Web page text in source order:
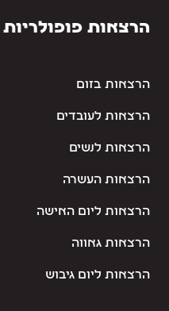
הרצאות פופולריות
הרצאות בזום
הרצאות לעובדים
הרצאות לנשים
הרצאות העשרה
הרצאות ליום האישה
הרצאות גאווה
הרצאות ליום גיבוש